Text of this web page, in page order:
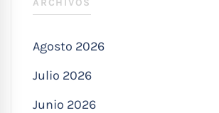
Agosto 2026
Julio 2026
Junio 2026